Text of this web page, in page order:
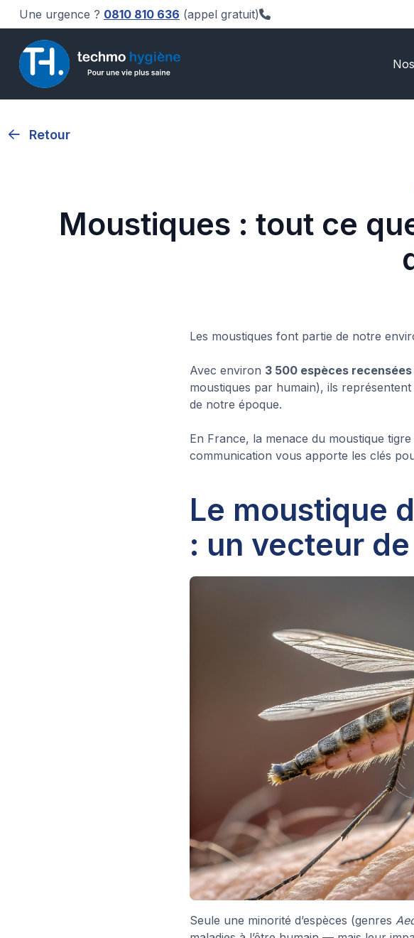
Une urgence ? 0810 810 636 (appel gratuit)
Retour
Moustiques : tout ce
Les moustiques font partie de notre
Avec environ 3 500 espèces recensées
moustiques par humain), ils
de notre époque.
En France, la menace du moustique
communication vous apporte les clés
Le moustique
: un vecteur
Seule une minorité d’espèces (genres